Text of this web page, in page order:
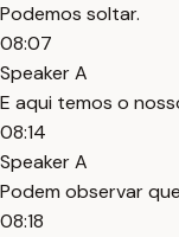
Podemos soltar.
08:07
Speaker A
E aqui temos o
08:14
Speaker A
Podem observar
08:18